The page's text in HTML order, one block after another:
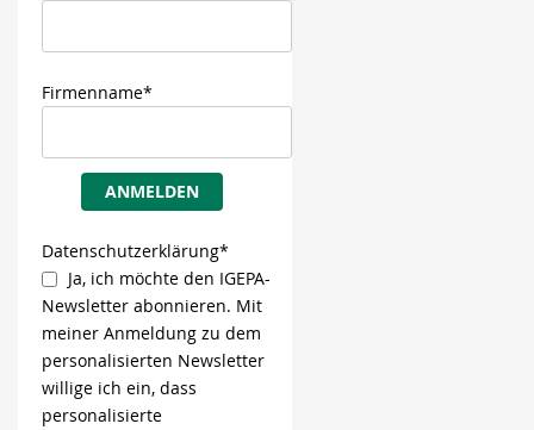
Firmenname*
ANMELDEN
Datenschutzerklärung*
Ja, ich möchte den IGEPA-
Newsletter abonnieren. Mit
meiner Anmeldung zu dem
personalisierten Newsletter
willige ich ein, dass
personalisierte